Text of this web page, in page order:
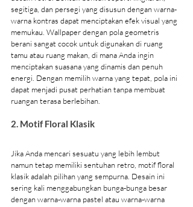
segitiga, dan persegi yang disusun dengan warna-
warna kontras dapat menciptakan efek visual yang
memukau. Wallpaper dengan pola geometris
berani sangat cocok untuk digunakan di ruang
tamu atau ruang makan, di mana Anda ingin
menciptakan suasana yang dinamis dan penuh
energi. Dengan memilih warna yang tepat, pola ini
dapat menjadi pusat perhatian tanpa membuat
ruangan terasa berlebihan.
2. Motif Floral Klasik
Jika Anda mencari sesuatu yang lebih lembut
namun tetap memiliki sentuhan retro, motif floral
klasik adalah pilihan yang sempurna. Desain ini
sering kali menggabungkan bunga-bunga besar
dengan warna-warna pastel atau warna-warna